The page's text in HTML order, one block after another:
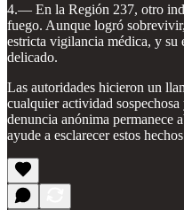
4.— En la Región 237, otro
fuego. Aunque logró
estricta vigilancia médica, y su
delicado.
Las autoridades hicieron un
cualquier actividad
denuncia anónima permanece
ayude a esclarecer estos